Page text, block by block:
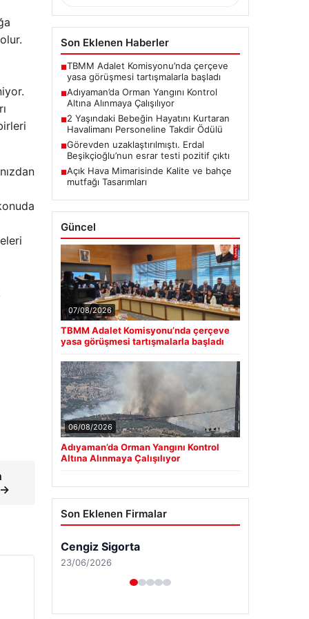
→
Son Eklenen Haberler
■TBMM Adalet Komisyonu’nda çerçeve
yasa görüşmesi tartışmalarla başladı
■Adıyaman’da Orman Yangını Kontrol
Altına Alınmaya Çalışılıyor
■2 Yaşındaki Bebeğin Hayatını Kurtaran
Havalimanı Personeline Takdir Ödülü
■Görevden uzaklaştırılmıştı. Erdal
Beşikçioğlu’nun esrar testi pozitif çıktı
■Açık Hava Mimarisinde Kalite ve bahçe
mutfağı Tasarımları
Güncel
07/08/2026
TBMM Adalet Komisyonu’nda çerçeve
yasa görüşmesi tartışmalarla başladı
06/08/2026
Adıyaman’da Orman Yangını Kontrol
Altına Alınmaya Çalışılıyor
Son Eklenen Firmalar